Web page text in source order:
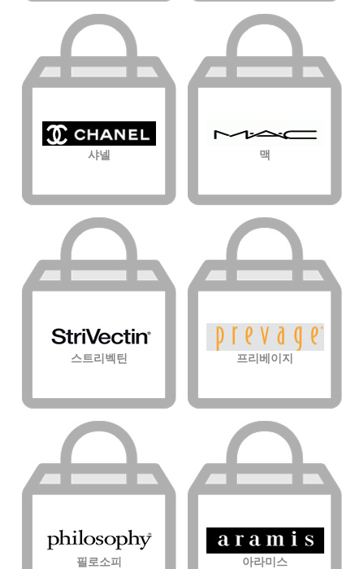
샤넬 맥
스트리벡틴 프리베이지
필로소피 아라미스